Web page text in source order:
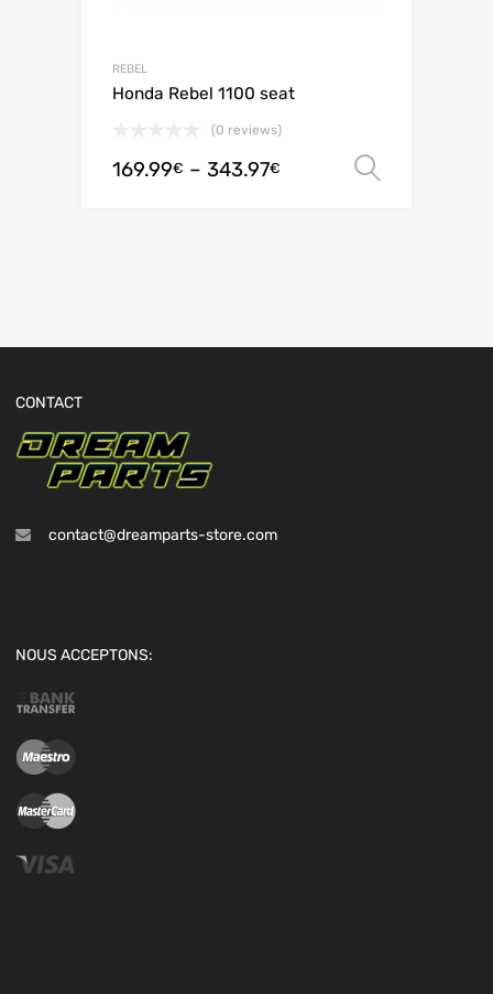
REBEL
Honda Rebel 1100 seat
(0 reviews)
169.99€ – 343.97€
CONTACT
contact@dreamparts-store.com
NOUS ACCEPTONS: